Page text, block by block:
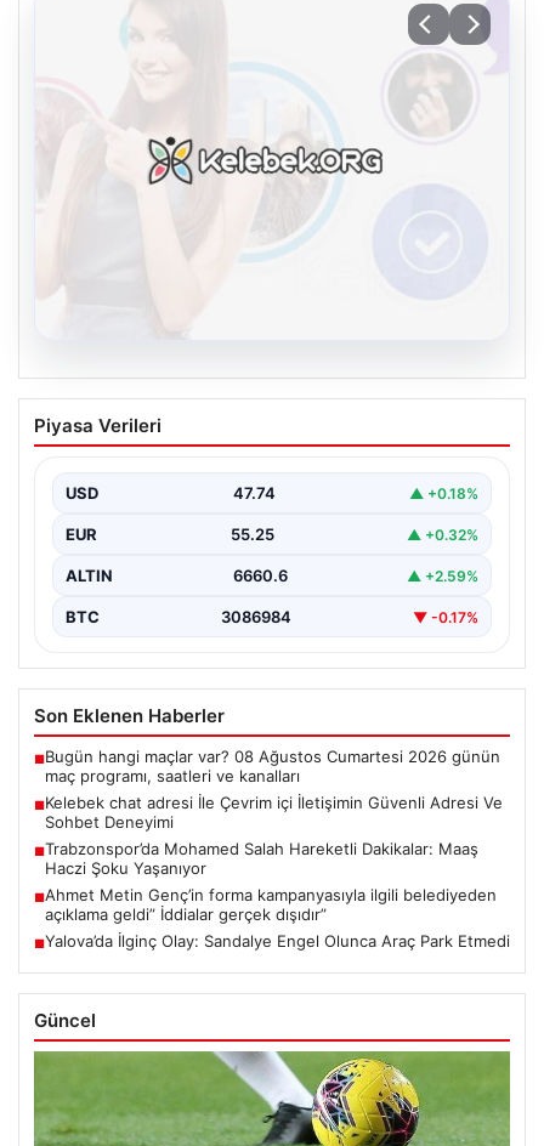
08.08.2026
Kelebek chat adresi İle Çevrim içi
İletişimin Güvenli Adresi Ve Sohbet
Sanal çağında bireylerin seviyeli bir tarzda bağlantı
Piyasa Verileri
USD 47.74 ▲ +0.18%
EUR 55.25 ▲ +0.32%
ALTIN 6660.6 ▲ +2.59%
BTC 3086984 ▼ -0.17%
Son Eklenen Haberler
■Bugün hangi maçlar var? 08 Ağustos Cumartesi 2026 günün
maç programı, saatleri ve kanalları
■Kelebek chat adresi İle Çevrim içi İletişimin Güvenli Adresi Ve
Sohbet Deneyimi
■Trabzonspor’da Mohamed Salah Hareketli Dakikalar: Maaş
Haczi Şoku Yaşanıyor
■Ahmet Metin Genç’in forma kampanyasıyla ilgili belediyeden
açıklama geldi” İddialar gerçek dışıdır”
■Yalova’da İlginç Olay: Sandalye Engel Olunca Araç Park Etmedi
Güncel